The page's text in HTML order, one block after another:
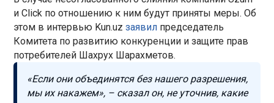
и Click по отношению к ним будут приняты меры. Об
этом в интервью Kun.uzзаявил председатель
Комитета по развитию конкуренции и защите прав
потребителей Шахрух Шарахметов.
«Если они объединятся без нашего разрешения,
мы их накажем», – сказал он, не уточнив, какие